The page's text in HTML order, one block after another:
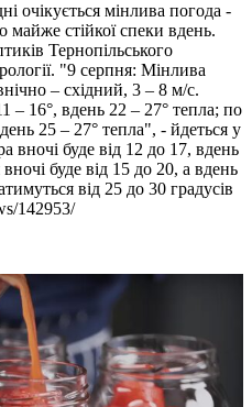
очікується мінлива погода -
майже стійкої спеки вдень.
Тернопільського
"9 серпня: Мінлива
– східний, 3 – 8 м/с.
– 16°, вдень 22 – 27° тепла; по
25 – 27° тепла", - йдеться у
вночі буде від 12 до 17, вдень
буде від 15 до 20, а вдень
від 25 до 30 градусів
142953/